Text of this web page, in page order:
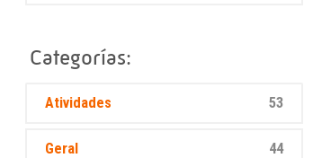
Categorías:
Atividades 53
Geral 44